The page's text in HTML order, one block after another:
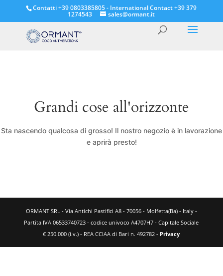
Contatti +39 0803385805 - International Contact +39 379
1274543 sales@ormant.it
Grandi cose all'orizzonte
Sta nascendo qualcosa di grosso! Il nostro negozio è in lavorazione
e aprirà presto!
ORMANT SRL - Via Antichi Pastifici A8 - 70056 - Molfetta(Ba) - Italy -
Partita IVA 06533740723 - codice univoco A4707H7 - Capitale Sociale
€ 250.000 (i.v.) - REA CCIAA di Bari n. 492782 - Privacy